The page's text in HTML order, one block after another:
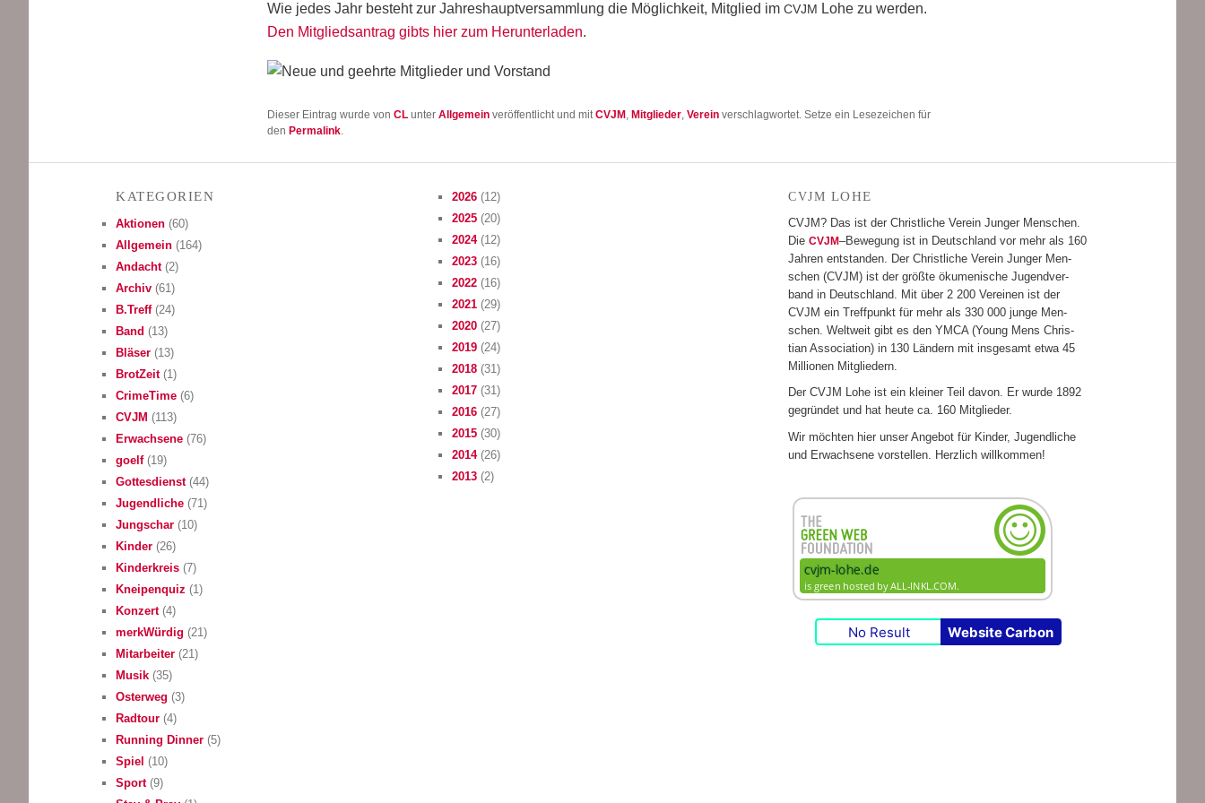
Wie jedes Jahr besteht zur Jah­res­haupt­ver­samm­lung die Mög­lich­keit, Mit­glied imCVJM Lohe zu wer­den.
Den Mit­glieds­an­trag gibts hier zum Her­un­ter­la­den.
Dieser Eintrag wurde vonCL unterAllgemein veröffentlicht und mitCVJM , Mitglieder,Verein verschlagwortet. Setze ein Lesezeichen für
den Permalink.
KATE­GO­RIEN
Aktionen (60)
Allgemein (164)
Andacht(2)
Archiv (61)
B.Treff(24)
Band (13)
Bläser (13)
BrotZeit(1)
CrimeTime (6)
CVJM (113)
Erwachsene (76)
goelf(19)
Gottesdienst(44)
Jugendliche (71)
Jungschar (10)
Kinder (26)
Kinderkreis (7)
Kneipenquiz (1)
Konzert(4)
merkWürdig (21)
Mitarbeiter (21)
Musik (35)
Osterweg (3)
Radtour (4)
Running Dinner (5)
Spiel (10)
Sport(9)
2026 (12)
2025 (20)
2024(12)
2023 (16)
2022 (16)
2021 (29)
2020 (27)
2019 (24)
2018 (31)
2017 (31)
2016 (27)
2015 (30)
2014(26)
2013 (2)
CVJM LOHE
CVJM? Das ist der Christ­li­che Ver­ein Jun­ger Men­schen.
DieCVJM–Bewe­gung ist in Deutsch­land vor mehr als 160
Jah­ren ent­stan­den. Der Christ­li­che Ver­ein Jun­ger Men­
schen (CVJM) ist der größte öku­me­ni­sche Jugend­ver­
band in Deutsch­land. Mit über 2 200 Ver­ei­nen ist der
CVJM ein Treff­punkt für mehr als 330 000 junge Men­
schen. Welt­weit gibt es den YMCA (Young Mens Chris­
tian Asso­cia­tion) in 130 Län­dern mit ins­ge­samt etwa 45
Mil­lio­nen Mitgliedern.
Der CVJM Lohe ist ein klei­ner Teil davon. Er wurde 1892
gegrün­det und hat heute ca. 160 Mitglieder.
Wir möch­ten hier unser Ange­bot für Kin­der, Jugend­li­che
und Erwach­sene vor­stel­len. Herz­lich willkommen!
No Result Website Carbon